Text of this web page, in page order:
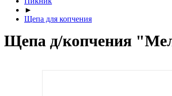
►
Щепа для копчения
Щепа д/копчения